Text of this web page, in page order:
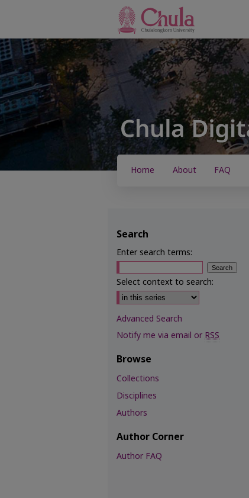
Home About FAQ
Search
Enter search terms:
Select context to search:
Advanced Search
Notify me via email orRSS
Browse
Collections
Disciplines
Authors
Author Corner
Author FAQ